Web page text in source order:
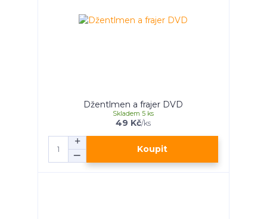
Džentlmen a frajer DVD
49 Kč/ks
Skladem 5 ks
Koupit